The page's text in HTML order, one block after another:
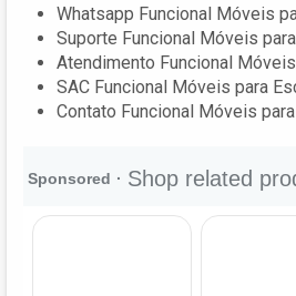
Whatsapp Funcional Móveis
Suporte Funcional Móveis
Atendimento Funcional
SAC Funcional Móveis para
Contato Funcional Móveis